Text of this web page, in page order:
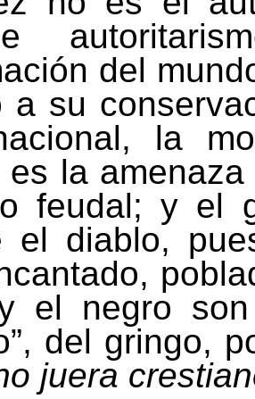
del
a su
la
es la
feudal; y el
el diablo,
el negro
del gringo,
juera